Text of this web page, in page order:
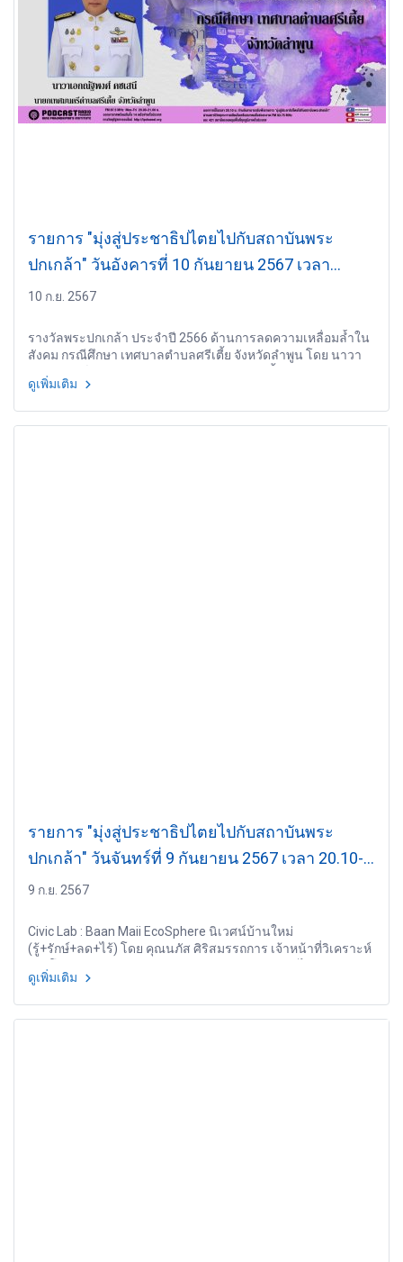
รายการ "มุ่งสู่ประชาธิปไตยไปกับสถาบันพระ
ปกเกล้า" วันอังคารที่ 10 กันยายน 2567 เวลา
20.10-21.00 น.
10 ก.ย. 2567
รางวัลพระปกเกล้า ประจำปี 2566 ด้านการลดความเหลื่อมล้ำใน
สังคม กรณีศึกษา เทศบาลตำบลศรีเตี้ย จังหวัดลำพูน โดย นาวา
ดูเพิ่มเติม
รายการ "มุ่งสู่ประชาธิปไตยไปกับสถาบันพระ
ปกเกล้า" วันจันทร์ที่ 9 กันยายน 2567 เวลา 20.10-
21.00 น.
9 ก.ย. 2567
Civic Lab : Baan Maii EcoSphere นิเวศน์บ้านใหม่
(รู้+รักษ์+ลด+ไร้) โดย คุณนภัส ศิริสมรรถการ เจ้าหน้าที่วิเคราะห์
(มหาชน) (AOT)
ดูเพิ่มเติม